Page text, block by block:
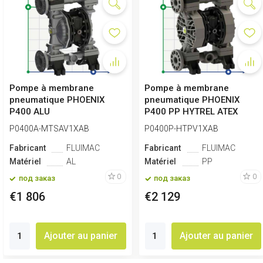
Pompe à membrane
pneumatique PHOENIX
P400 ALU
SANTOPRENE+PTFE ATEX
P0400A-MTSAV1XAB
Fabricant
FLUIMAC
Matériel
AL
под заказ 0
€1 806
Ajouter au panier
Pompe à membrane
pneumatique PHOENIX
P400 PP HYTREL ATEX
P0400P-HTPV1XAB
Fabricant
FLUIMAC
Matériel
PP
под заказ 0
€2 129
Ajouter au panier